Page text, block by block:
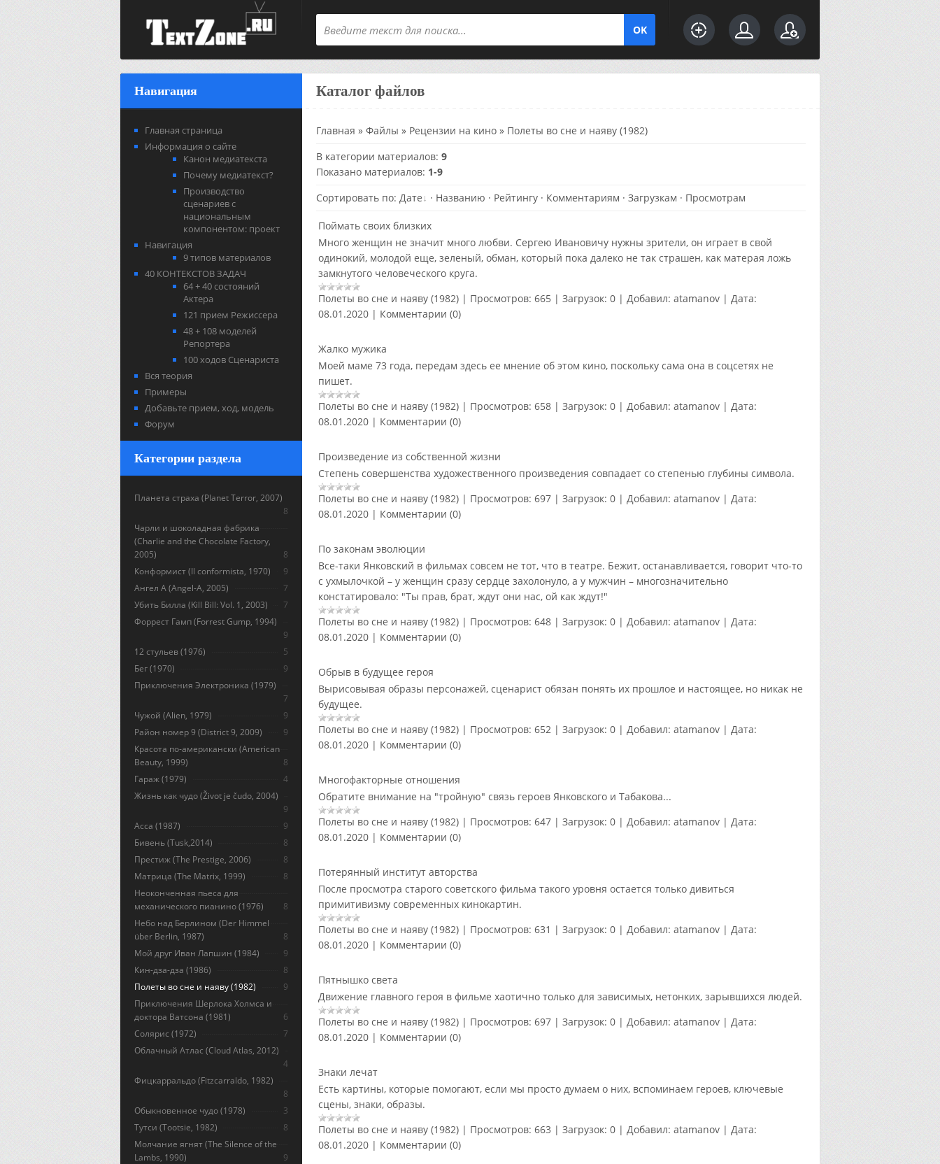
Навигация
Главная страница
Информация о сайте
Канон медиатекста
Почему медиатекст?
Производство
сценариев с
национальным
компонентом: проект
Навигация
9 типов материалов
40 КОНТЕКСТОВ ЗАДАЧ
64 + 40 состояний
Актера
121 прием Режиссера
48 + 108 моделей
Репортера
100 ходов Сценариста
Вся теория
Примеры
Добавьте прием, ход, модель
Форум
Категории раздела
Планета страха (Planet Terror, 2007)
8
Чарли и шоколадная фабрика
(Charlie and the Chocolate Factory,
2005)
8
Конформист (Il conformista, 1970)
9
Ангел А (Angel-A, 2005)
7
Убить Билла (Kill Bill: Vol. 1, 2003)
7
Форрест Гамп (Forrest Gump, 1994)
9
12 стульев (1976)
5
Бег (1970)
9
Приключения Электроника (1979)
7
Чужой (Alien, 1979)
9
Район номер 9 (District 9, 2009)
9
Красота по-американски (American
Beauty, 1999)
8
Гараж (1979)
4
Жизнь как чудо (Život je čudo, 2004)
9
Асса (1987)
9
Бивень (Tusk,2014)
8
Престиж (The Prestige, 2006)
8
Матрица (The Matrix, 1999)
8
Неоконченная пьеса для
механического пианино (1976)
8
Небо над Берлином (Der Himmel
über Berlin, 1987)
8
Мой друг Иван Лапшин (1984)
9
Кин-дза-дза (1986)
8
Полеты во сне и наяву (1982)
9
Приключения Шерлока Холмса и
доктора Ватсона (1981)
6
Солярис (1972)
7
Облачный Атлас (Cloud Atlas, 2012)
4
Фицкарральдо (Fitzcarraldo, 1982)
8
Обыкновенное чудо (1978)
3
Тутси (Tootsie, 1982)
8
Молчание ягнят (The Silence of the
Lambs, 1990)
9
Каталог файлов
Главная » Файлы » Рецензии на кино » Полеты во сне и наяву (1982)
В категории материалов: 9
Показано материалов: 1-9
Сортировать по: Дате · Названию · Рейтингу · Комментариям · Загрузкам · Просмотрам
Поймать своих близких
Много женщин не значит много любви. Сергею Ивановичу нужны зрители, он играет в свой
одинокий, молодой еще, зеленый, обман, который пока далеко не так страшен, как матерая ложь
замкнутого человеческого круга.
Полеты во сне и наяву (1982) | Просмотров: 665 | Загрузок: 0 | Добавил: atamanov | Дата:
08.01.2020 | Комментарии (0)
Жалко мужика
Моей маме 73 года, передам здесь ее мнение об этом кино, поскольку сама она в соцсетях не
пишет.
Полеты во сне и наяву (1982) | Просмотров: 658 | Загрузок: 0 | Добавил: atamanov | Дата:
08.01.2020 | Комментарии (0)
Произведение из собственной жизни
Степень совершенства художественного произведения совпадает со степенью глубины символа.
Полеты во сне и наяву (1982) | Просмотров: 697 | Загрузок: 0 | Добавил: atamanov | Дата:
08.01.2020 | Комментарии (0)
По законам эволюции
Все-таки Янковский в фильмах совсем не тот, что в театре. Бежит, останавливается, говорит что-то
с ухмылочкой – у женщин сразу сердце захолонуло, а у мужчин – многозначительно
констатировало: "Ты прав, брат, ждут они нас, ой как ждут!"
Полеты во сне и наяву (1982) | Просмотров: 648 | Загрузок: 0 | Добавил: atamanov | Дата:
08.01.2020 | Комментарии (0)
Обрыв в будущее героя
Вырисовывая образы персонажей, сценарист обязан понять их прошлое и настоящее, но никак не
будущее.
Полеты во сне и наяву (1982) | Просмотров: 652 | Загрузок: 0 | Добавил: atamanov | Дата:
08.01.2020 | Комментарии (0)
Многофакторные отношения
Обратите внимание на "тройную" связь героев Янковского и Табакова...
Полеты во сне и наяву (1982) | Просмотров: 647 | Загрузок: 0 | Добавил: atamanov | Дата:
08.01.2020 | Комментарии (0)
Потерянный институт авторства
После просмотра старого советского фильма такого уровня остается только дивиться
примитивизму современных кинокартин.
Полеты во сне и наяву (1982) | Просмотров: 631 | Загрузок: 0 | Добавил: atamanov | Дата:
08.01.2020 | Комментарии (0)
Пятнышко света
Движение главного героя в фильме хаотично только для зависимых, нетонких, зарывшихся людей.
Полеты во сне и наяву (1982) | Просмотров: 697 | Загрузок: 0 | Добавил: atamanov | Дата:
08.01.2020 | Комментарии (0)
Знаки лечат
Есть картины, которые помогают, если мы просто думаем о них, вспоминаем героев, ключевые
сцены, знаки, образы.
Полеты во сне и наяву (1982) | Просмотров: 663 | Загрузок: 0 | Добавил: atamanov | Дата:
08.01.2020 | Комментарии (0)